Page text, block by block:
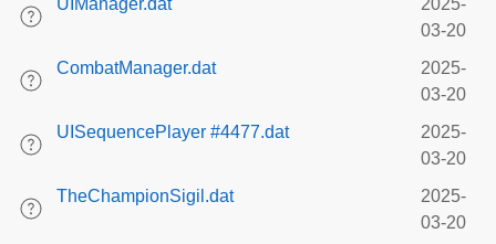
UIManager.dat
2025-
03-20
CombatManager.dat
2025-
03-20
UISequencePlayer #4477.dat
2025-
03-20
TheChampionSigil.dat
2025-
03-20